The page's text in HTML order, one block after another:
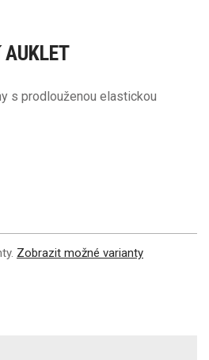
s prodlouženou elastickou
Zobrazit možné varianty